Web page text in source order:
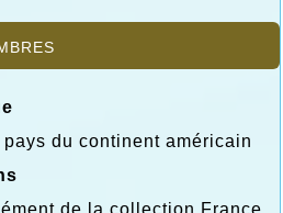
du continent américain
de la collection France